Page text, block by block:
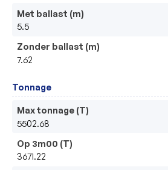
Met ballast (m)
5.5
Zonder ballast (m)
7.62
Tonnage
Max tonnage (T)
5502.68
Op 3m00 (T)
3671.22